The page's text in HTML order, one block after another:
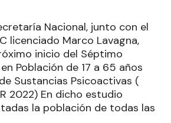
Nacional, junto con el
licenciado Marco Lavagna,
inicio del Séptimo
Población de 17 a 65 años
Sustancias Psicoactivas (
2022) En dicho estudio
la población de todas las